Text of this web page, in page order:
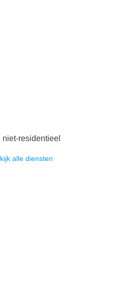
niet-residentieel
alle diensten